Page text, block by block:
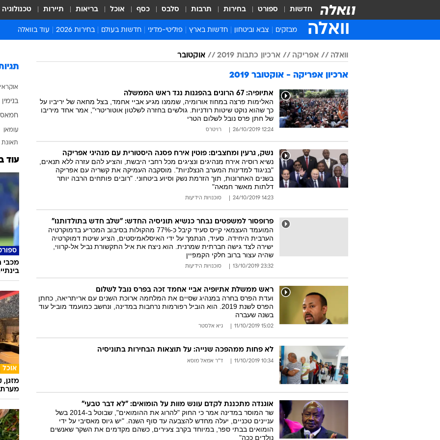
חדשות ספורט בחירות תרבות סלבס כסף אוכל בריאות תיירות טכנולוגיה
וואלה מבזקים צבא וביטחון חדשות בארץ
חדשות פלילים ומשפט
ישראלים בחו"ל
בריאות
חברה ורווחה
פוליטי-מדיני
יחסי חוץ
חדשות בעולם
אירופה
אסיה והפסיפיק
אפריקה
בחירות 2026 עוד בוואלה
סרי ושלזינגר
מדע וסביבה
לוח חופשות וחגים
חדשות המשפט
המייל האדום
וואלה אפריקה ארכיון כתבות 2019 אוקטובר
ארכיון אפריקה - אוקטובר 2019
אתיופיה: 67 הרוגים בהפגנות נגד ראש הממשלה
האלימות פרצה במחוז אורומיה, שממנו מגיע אביי אחמד, בצל מחאה של יריביו על
כך שהוא נוקט שיטות רודניות. גולשים בחזרה לשלטון אוטוריטרי", אמר אחד מיריבו
של חתן פרס נובל לשלום הטרי
12:24 26/10/2019 רויטרס
נשק, גרעין ומחצבים: פוטין אירח פסגה היסטורית עם מנהיגי אפריקה
נשיא רוסיה אירח מנהיגים ונציגים מכל רחבי היבשת, והציע להם עזרה ללא תנאים,
"בניגוד למדינות המערב הנצלניות". מוסקבה העמיקה את קשריה עם אפריקה
בשנים האחרונות, תוך הזרמת נשק וסיוע ביטחוני. "רובים פותחים הרבה יותר
דלתות מאשר חמאה"
14:23 24/10/2019 סוכנויות הידיעות
פרופסור למשפטים נבחר כנשיא תוניסיה החדש: "שלב חדש בתולדותנו"
המועמד העצמאי קייס סעיד קיבל כ-77% מהקולות בסיבוב המכריע בדמוקרטיה
הערבית היחידה. סעיד, הנתמך על ידי האיסלאמיסטים, הציע שיטת דמוקרטיה
ישירה לצד גישה חברתית שמרנית. הוא ניצח את איל התקשורת נביל אל-קרווי,
שהיה עצור ברוב חלקי הקמפיין
23:32 13/10/2019 סוכנויות הידיעות
ראש ממשלת אתיופיה אביי אחמד זכה בפרס נובל לשלום
ועדת הפרס בחרה במנהיג שסיים את המלחמה ארוכת השנים עם אריתריאה, כחתן
הפרס לשנת 2019. הוא הוביל רפורמות נרחבות במדינה, ונחשב כמועמד מוביל עוד
בשנה שעברה
15:02 11/10/2019 גיא אלסטר
לא פחות ממהפכה שנייה: על תוצאות הבחירות בתוניסיה
10:34 11/10/2019 ד"ר אמאל מוסא
אוגנדה מתכננת לקדם עונש מוות על הומואים: "לא דבר טבעי"
שר המוסר במדינה אמר כי החוק "להרוג את ההומואים", שבוטל ב-2014 בשל
עניינים טכניים, יעלה מחדש להצבעה עד סוף השנה. "יש גיוס מאסיבי על ידי
הומואים בבתי ספר, במיוחד בקרב צעירים, כשהם מקדמים את השקר שאנשים
נולדים ככה"
בנימין
חמאס
עומאן
תאונת
עוד
מכבי
אוכל
מזגן,
מערת